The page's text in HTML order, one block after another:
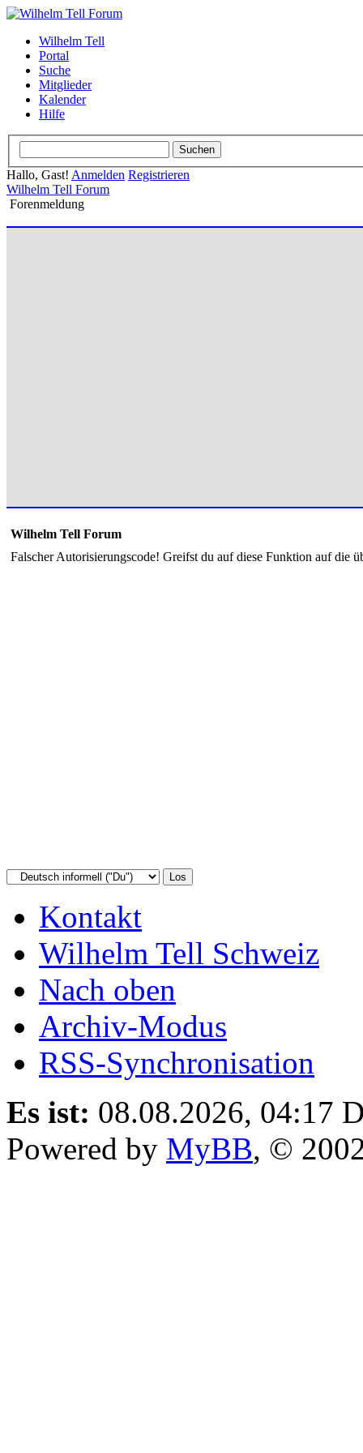
Wilhelm Tell
Portal
Suche
Mitglieder
Kalender
Hilfe
Hallo, Gast! Anmelden Registrieren
Wilhelm Tell Forum
Forenmeldung
Wilhelm Tell Forum
Falscher Autorisierungscode! Greifst du auf diese Funktion auf die
Kontakt
Wilhelm Tell Schweiz
Nach oben
Archiv-Modus
RSS-Synchronisation
Es ist: 08.08.2026, 04:17
Powered by MyBB, ©